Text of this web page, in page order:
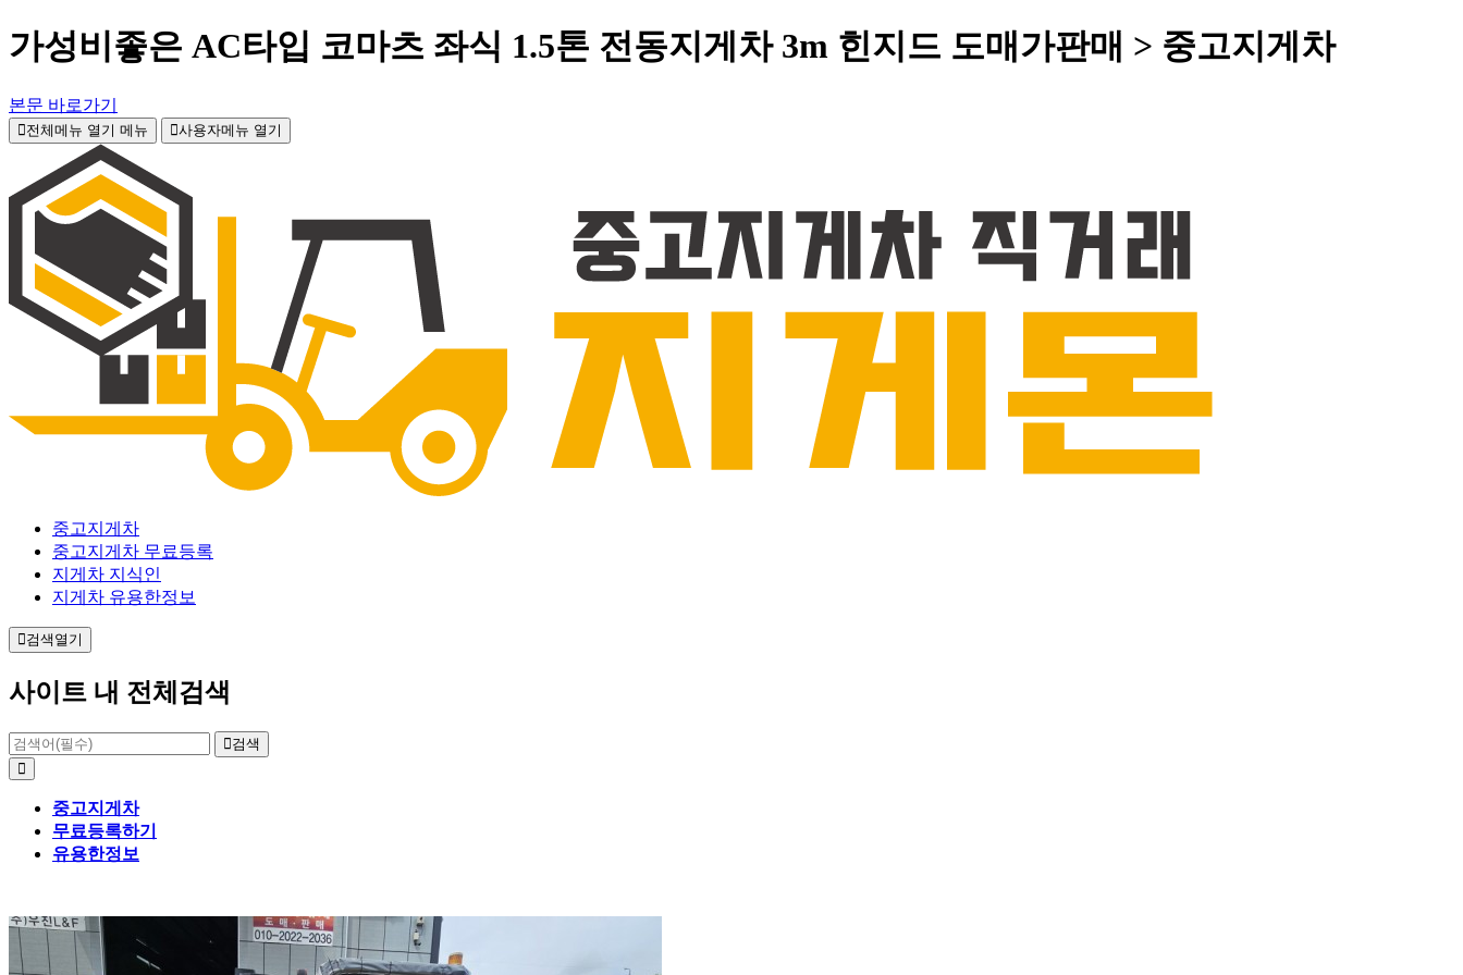
가성비좋은 AC타입 코마츠 좌식 1.5톤 전동지게차 3m 힌지드 도매가판매 > 중고지게차
본문 바로가기
전체메뉴 열기 메뉴 사용자메뉴 열기
중고지게차
중고지게차 무료등록
지게차 지식인
지게차 유용한정보
검색열기
사이트 내 전체검색
검색
중고지게차
무료등록하기
유용한정보